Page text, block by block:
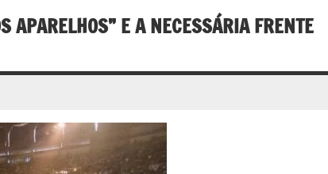
APARELHOS” E A NECESSÁRIA FRENTE